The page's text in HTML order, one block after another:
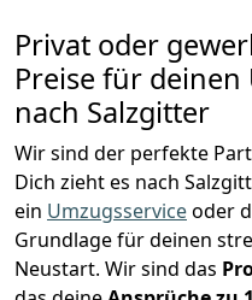
Privat oder
Preise für deinen
nach Salzgitter
Wir sind der perfekte
Dich zieht es nach
ein Umzugsserviceoder
Grundlage für deinen
Neustart. Wir sind das